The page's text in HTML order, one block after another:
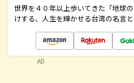
世界を４０年以上歩いてきた「地球
けする、人生を輝かせる台湾の名言
AD